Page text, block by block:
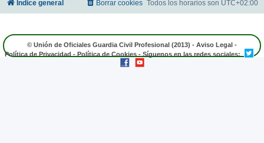
Índice general Todos los horarios son UTC+02:00
Borrar cookies
© Unión de Oficiales Guardia Civil Profesional (2013) - Aviso Legal -
Política de Privacidad - Política de Cookies - Síguenos en las redes sociales: